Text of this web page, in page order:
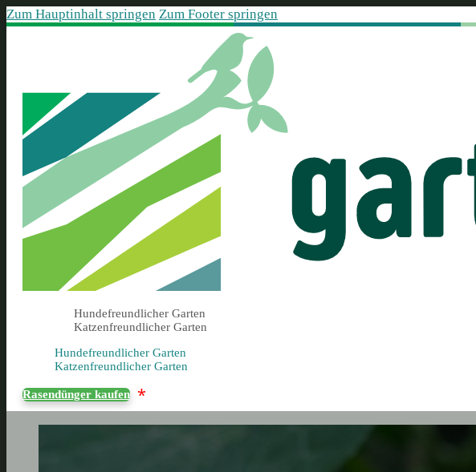
Zum Hauptinhalt springen Zum Footer springen
Hundefreundlicher Garten
Katzenfreundlicher Garten
Hundefreundlicher Garten
Katzenfreundlicher Garten
Rasendünger kaufen *